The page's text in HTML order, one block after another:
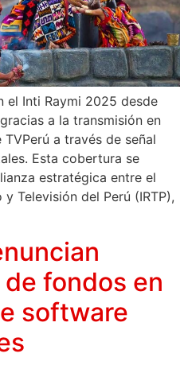
el Inti Raymi 2025 desde
a la transmisión en
a través de señal
Esta cobertura se
estratégica entre el
Televisión del Perú (IRTP),
fondos en
software